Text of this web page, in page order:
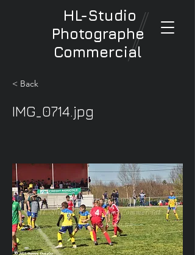
HL-Studio
Photographe
Commercial
< Back
IMG_0714.jpg